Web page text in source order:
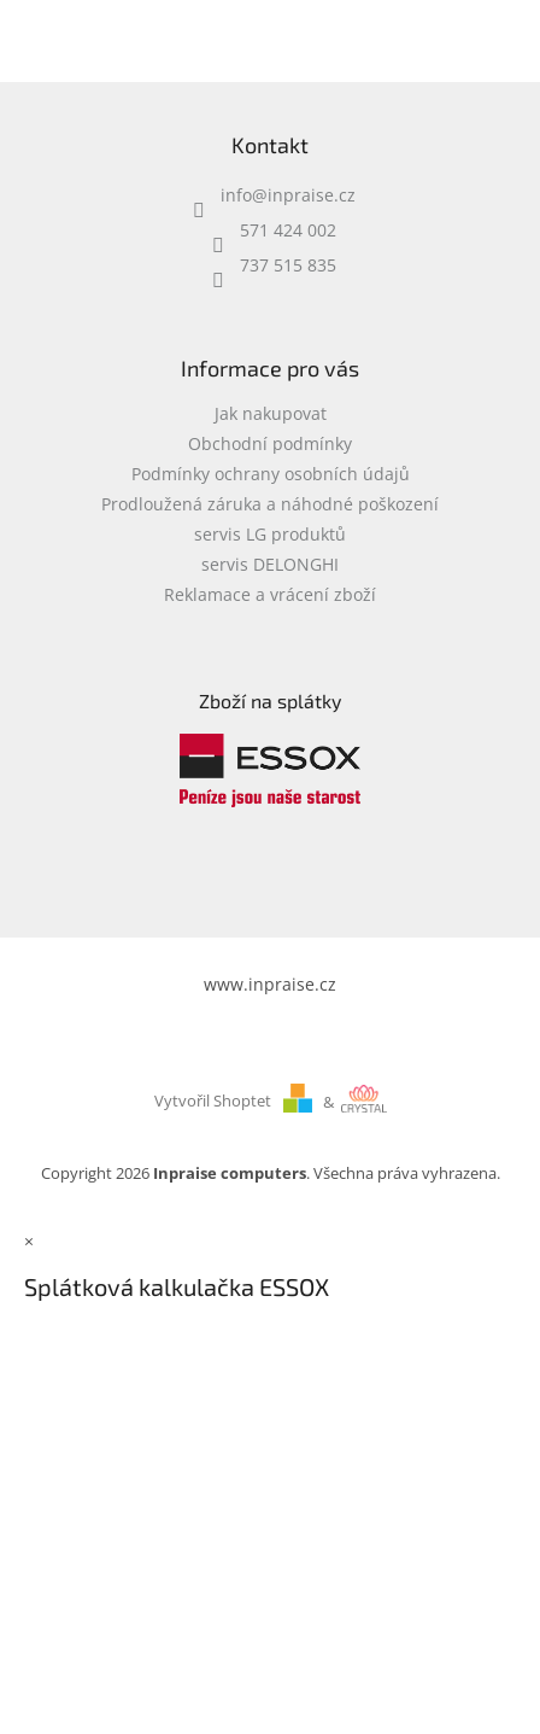
Kontakt
info@inpraise.cz
571 424 002
737 515 835
Informace pro vás
Jak nakupovat
Obchodní podmínky
Podmínky ochrany osobních údajů
Prodloužená záruka a náhodné poškození
servis LG produktů
servis DELONGHI
Reklamace a vrácení zboží
Zboží na splátky
www.inpraise.cz
Vytvořil Shoptet &
Copyright 2026 Inpraise computers. Všechna práva vyhrazena.
×
Splátková kalkulačka ESSOX